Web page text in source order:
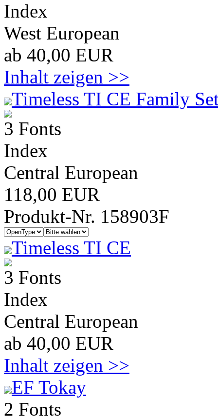
Index
West European
ab 40,00 EUR
Inhalt zeigen >>
Timeless TI CE Family
3 Fonts
Index
Central European
118,00 EUR
Produkt-Nr. 158903F
Timeless TI CE
3 Fonts
Index
Central European
ab 40,00 EUR
Inhalt zeigen >>
EF Tokay
2 Fonts